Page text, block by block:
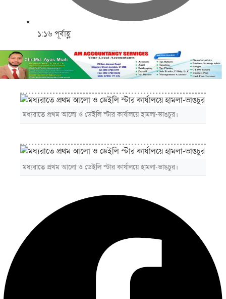
১:১৬ পূর্বাহ্ণ
মধ্যরাতে প্রথম আলো ও ডেইলি স্টার কার্যালয়ে হামলা-ভাঙচুর।
মধ্যরাতে প্রথম আলো ও ডেইলি স্টার কার্যালয়ে হামলা-ভাঙচুর।